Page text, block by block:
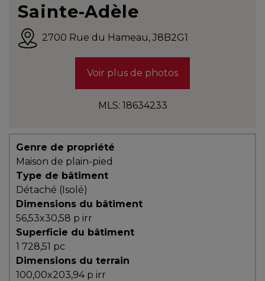
ACHAT
courtier
immobilier,
vous
êtes
bien
protégé!
Des
outils
pour
Sainte-Adèle
2700 Rue du Hameau, J8B2G1
Voir plus de photos
MLS: 18634233
Genre de propriété
Maison de plain-pied
Type de bâtiment
Détaché (Isolé)
Dimensions du bâtiment
56,53x30,58 p irr
Superficie du bâtiment
1 728,51 pc
Dimensions du terrain
100,00x203,94 p irr